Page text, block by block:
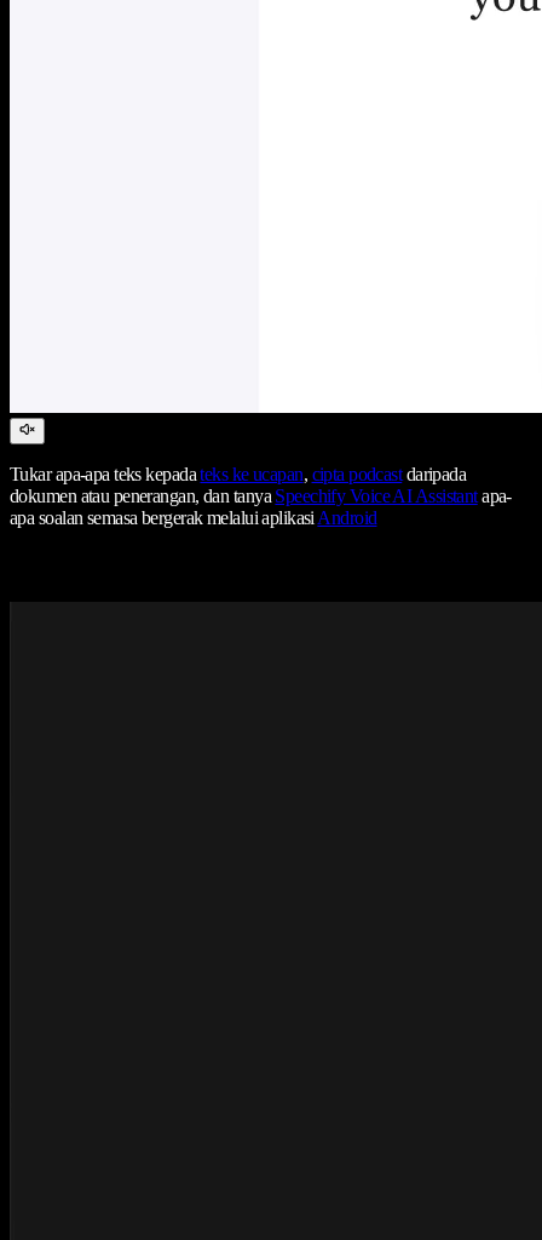
Tukar apa-apa teks kepadateks ke ucapan, cipta podcastdaripada
dokumen atau penerangan, dan tanyaSpeechify Voice AI Assistantapa-
apa soalan semasa bergerak melalui aplikasiAndroid